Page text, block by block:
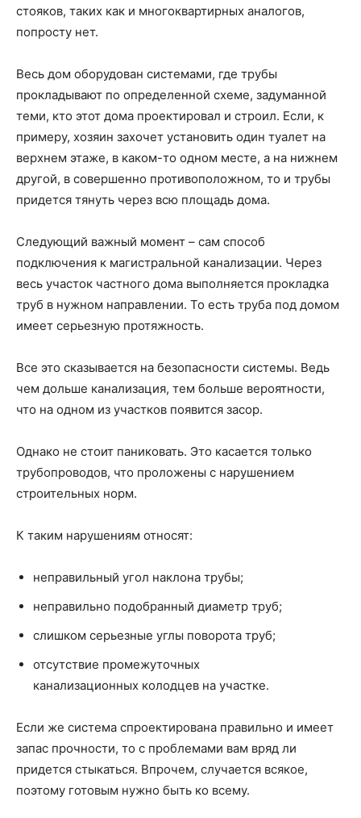
стояков, таких как и многоквартирных аналогов,
попросту нет.
Весь дом оборудован системами, где трубы
прокладывают по определенной схеме, задуманной
теми, кто этот дома проектировал и строил. Если, к
примеру, хозяин захочет установить один туалет на
верхнем этаже, в каком-то одном месте, а на нижнем
другой, в совершенно противоположном, то и трубы
придется тянуть через всю площадь дома.
Следующий важный момент – сам способ
подключения к магистральной канализации. Через
весь участок частного дома выполняется прокладка
труб в нужном направлении. То есть труба под домом
имеет серьезную протяжность.
Все это сказывается на безопасности системы. Ведь
чем дольше канализация, тем больше вероятности,
что на одном из участков появится засор.
Однако не стоит паниковать. Это касается только
трубопроводов, что проложены с нарушением
строительных норм.
К таким нарушениям относят:
неправильный угол наклона трубы;
неправильно подобранный диаметр труб;
слишком серьезные углы поворота труб;
отсутствие промежуточных
канализационных колодцев на участке.
Если же система спроектирована правильно и имеет
запас прочности, то с проблемами вам вряд ли
придется стыкаться. Впрочем, случается всякое,
поэтому готовым нужно быть ко всему.